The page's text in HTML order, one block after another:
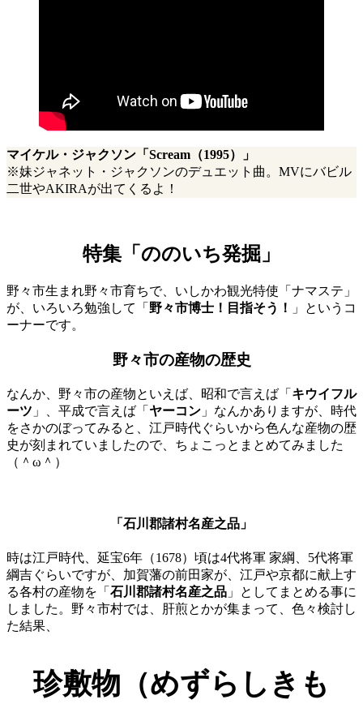
マイケル・ジャクソン「Scream（1995）」
※妹ジャネット・ジャクソンのデュエット曲。MVにバビル
二世やAKIRAが出てくるよ！
特集「ののいち発掘」
野々市生まれ野々市育ちで、いしかわ観光特使「ナマステ」
が、いろいろ勉強して「 野々市博士！目指そう！
」というコ
ーナーです。
野々市の産物の歴史
なんか、野々市の産物といえば、昭和で言えば「 キウイフル
ーツ 」、平成で言えば「 ヤーコン 」なんかありますが、時代
をさかのぼってみると、江戸時代ぐらいから色んな産物の歴
史が刻まれていましたので、ちょこっとまとめてみました
（＾ω＾）
「 石川郡諸村名産之品」
時は江戸時代、延宝6年（1678）頃は4代将軍 家綱、5代将軍
綱吉ぐらいですが、加賀藩の前田家が、江戸や京都に献上す
る各村の産物を「 石川郡諸村名産之品 」としてまとめる事に
しました。野々市村では、肝煎とかが集まって、色々検討し
た結果、
珍敷物（めずらしきも